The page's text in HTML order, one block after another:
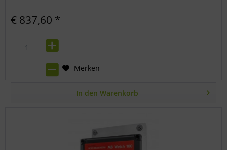
€ 837,60 *
In den Warenkorb
Merken